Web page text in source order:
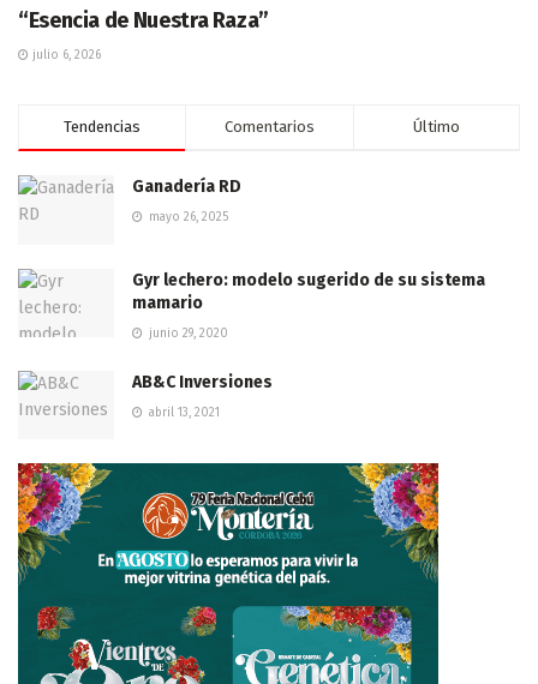
“Esencia de Nuestra Raza”
julio 6, 2026
Tendencias Comentarios Último
Ganadería RD
mayo 26, 2025
Gyr lechero: modelo sugerido de su sistema
mamario
junio 29, 2020
AB&C Inversiones
abril 13, 2021